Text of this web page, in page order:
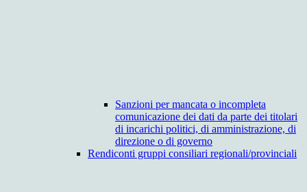
Sanzioni per mancata o incompleta
comunicazione dei dati da parte dei titolari
di incarichi politici, di amministrazione, di
direzione o di governo
Rendiconti gruppi consiliari regionali/provinciali